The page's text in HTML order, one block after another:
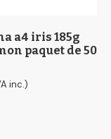
a4 iris 185g
paquet de 50
inc.)